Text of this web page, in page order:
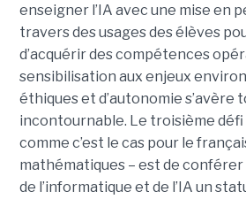
enseigner l’IA avec une mise en
travers des usages des élèves
d’acquérir des compétences
sensibilisation aux enjeux
éthiques et d’autonomie s’avère
incontournable. Le troisième défi
comme c’est le cas pour le
mathématiques – est de conférer
de l’informatique et de l’IA un